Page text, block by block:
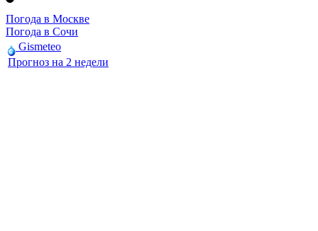
Погода в Москве
Погода в Сочи
Gismeteo
Прогноз на 2 недели